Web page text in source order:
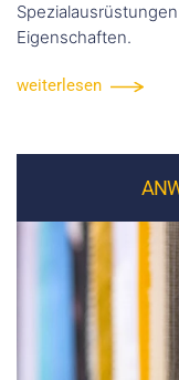
Eigenschaften.
weiterlesen